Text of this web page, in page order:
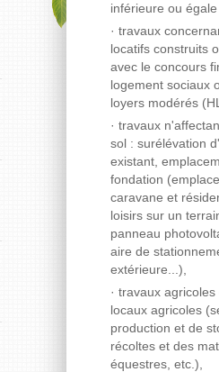
inférieure ou égale
· travaux
locatifs construits
avec le concours
logement sociaux
loyers modérés
· travaux
sol : surélévation
existant,
fondation
caravane et
loisirs sur un
panneau
aire de
extérieure...),
· travaux agricoles
locaux agricoles
production et de
récoltes et des
équestres, etc.),